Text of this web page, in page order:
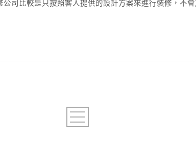
司比較是只按照客人提供的設計方案來進行裝修，不